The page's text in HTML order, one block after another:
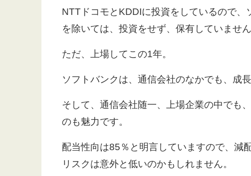
NTTドコモとKDDIに投資をしているので、
を除いては、投資をせず、保有していません
ただ、上場してこの1年。
ソフトバンクは、通信会社のなかでも、成
そして、通信会社随一、上場企業の中でも
のも魅力です。
配当性向は85％と明言していますので、減
リスクは意外と低いのかもしれません。